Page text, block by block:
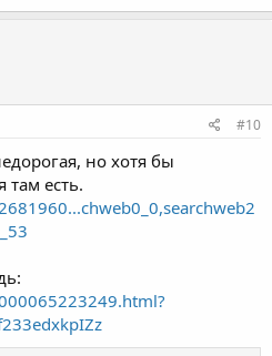
#10
но хотя бы
там есть.